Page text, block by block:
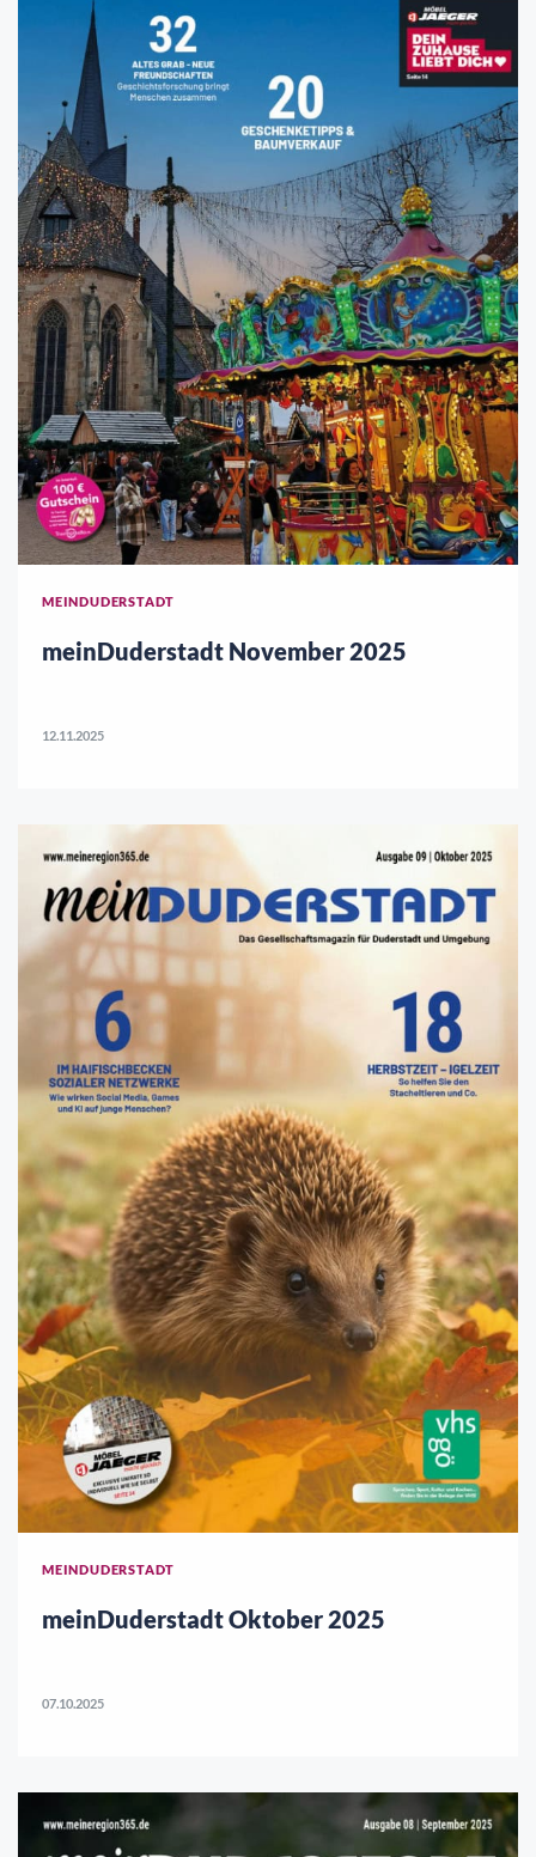
MEINDUDERSTADT
meinDuderstadt November 2025
12.11.2025
MEINDUDERSTADT
meinDuderstadt Oktober 2025
07.10.2025